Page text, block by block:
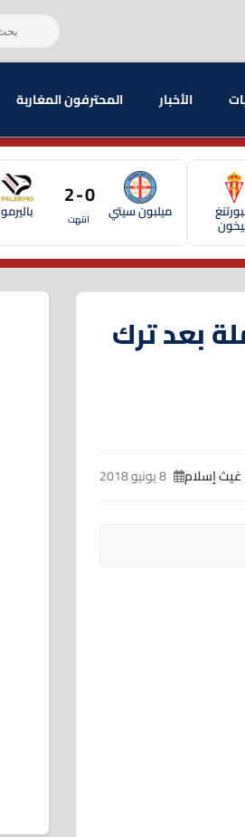
الأخبار المحترفون المغاربة
ميلبون سيتي 0 - 2
انتهت باليرمو
بعد ترك
غيث إسلام